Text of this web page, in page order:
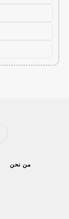
من نحن